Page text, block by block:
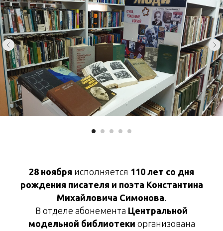
28 ноября исполняется 110 лет со дня
рождения писателя и поэта Константина
Михайловича Симонова.
В отделе абонемента Центральной
модельной библиотеки организована